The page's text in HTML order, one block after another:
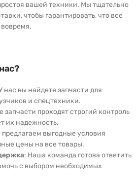
вашей техники. Мы тщательно
чтобы гарантировать, что все
нас вы найдете запчасти для
и спецтехники.
запчасти проходят строгий контроль
их надежность.
выгодные условия
цены на все товары.
: Наша команда готова ответить
с выбором необходимых